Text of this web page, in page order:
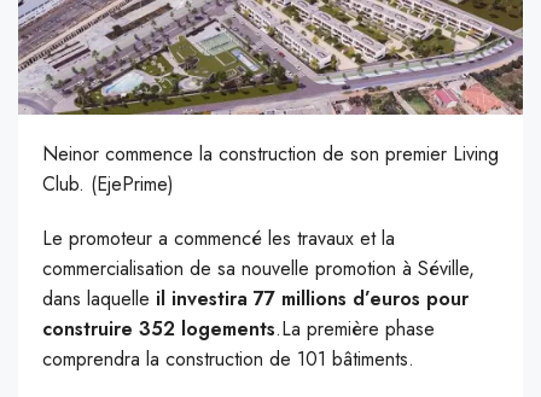
Neinor commence la construction de son premier Living
Club. (EjePrime)
Le promoteur a commencé les travaux et la
commercialisation de sa nouvelle promotion à Séville,
dans laquelle il investira 77 millions d’euros pour
construire 352 logements.La première phase
comprendra la construction de 101 bâtiments.